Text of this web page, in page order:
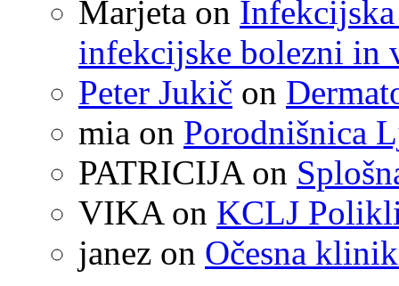
Marjeta on
infekcijske bolezni in
Peter Jukič on
mia on Porodnišnica
PATRICIJAon
VIKAon KCLJ
janez on Očesna